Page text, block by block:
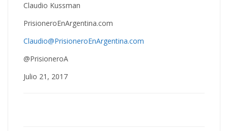
Claudio Kussman
PrisioneroEnArgentina.com
Claudio@PrisioneroEnArgentina.com
@PrisioneroA
Julio 21, 2017